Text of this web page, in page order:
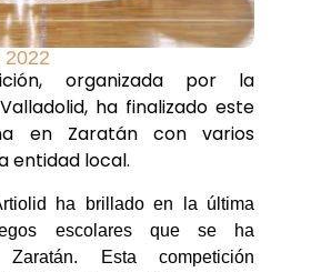
2022
organizada por la
ha finalizado este
en Zaratán con varios
entidad local.
ha brillado en la última
escolares que se ha
Esta competición